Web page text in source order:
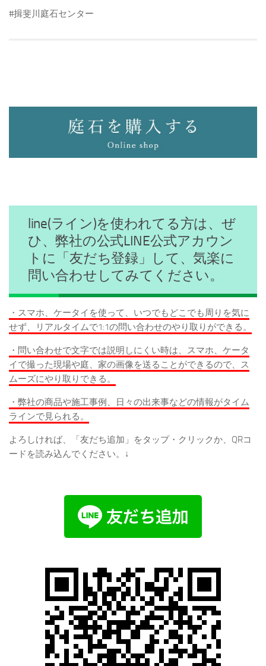
#揖斐川庭石センター
line(ライン)を使われてる方は、ぜ
ひ、弊社の公式LINE公式アカウン
トに「友だち登録」して、気楽に
問い合わせしてみてください。
・スマホ、ケータイを使って、いつでもどこでも周りを気に
せず、リアルタイムで1:1の問い合わせのやり取りができる。
・問い合わせで文字では説明しにくい時は、スマホ、ケータ
イで撮った現場や庭、家の画像を送ることができるので、ス
ムーズにやり取りできる。
・弊社の商品や施工事例、日々の出来事などの情報がタイム
ラインで見られる。
よろしければ、「友だち追加」をタップ・クリックか、QRコ
ードを読み込んでください。↓